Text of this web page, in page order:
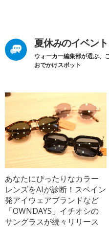
夏休みのイベン
ウォーカー編集部が選ぶ、
おでかけスポット
あなたにぴったりなカラー
レンズをAIが診断！スペイン
発アイウェアブランドなど
「OWNDAYS」イチオシの
サングラスが続々リリース